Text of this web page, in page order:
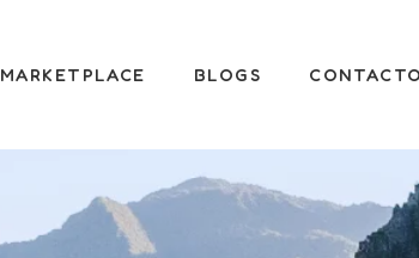
MARKETPLACE BLOGS